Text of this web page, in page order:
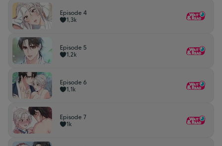
Episode 4
1,3k
Episode 5
1,2k
Episode 6
1,1k
Episode 7
1k